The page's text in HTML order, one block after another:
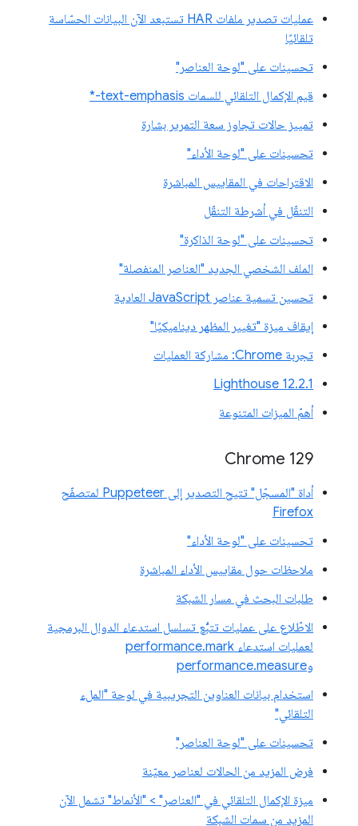
عمليات تصدير ملفات HAR تستبعد الآن البيانات الحسّاسة
تلقائيًا
تحسينات على "لوحة العناصر"
قيم الإكمال التلقائي للسمات text-emphasis-*
تمييز حالات تجاوز سعة التمرير بشارة
تحسينات على "لوحة الأداء"
الاقتراحات في المقاييس المباشرة
التنقّل في أشرطة التنقّل
تحسينات على "لوحة الذاكرة"
الملف الشخصي الجديد "العناصر المنفصلة"
تحسين تسمية عناصر JavaScript العادية
إيقاف ميزة "تغيير المظهر ديناميكيًا"
تجربة Chrome: مشاركة العمليات
‫Lighthouse 12.2.1
أهمّ الميزات المتنوعة
Chrome 129
أداة "المسجّل" تتيح التصدير إلى Puppeteer لمتصفّح
Firefox
تحسينات على "لوحة الأداء"
ملاحظات حول مقاييس الأداء المباشرة
طلبات البحث في مسار الشبكة
الاطّلاع على عمليات تتبُّع تسلسل استدعاء الدوال البرمجية
لعمليات استدعاء performance.mark
وperformance.measure
استخدام بيانات العناوين التجريبية في لوحة "الملء
التلقائي"
تحسينات على "لوحة العناصر"
فرض المزيد من الحالات لعناصر معيّنة
ميزة الإكمال التلقائي في "العناصر" > "الأنماط" تشمل الآن
المزيد من سمات الشبكة